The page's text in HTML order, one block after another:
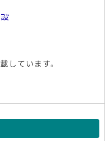
しています。